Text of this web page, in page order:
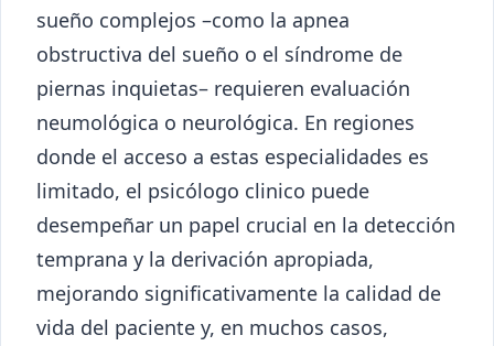
sueño complejos –como la apnea
obstructiva del sueño o el síndrome de
piernas inquietas– requieren evaluación
neumológica o neurológica. En regiones
donde el acceso a estas especialidades es
limitado, el psicólogo clinico puede
desempeñar un papel crucial en la detección
temprana y la derivación apropiada,
mejorando significativamente la calidad de
vida del paciente y, en muchos casos,